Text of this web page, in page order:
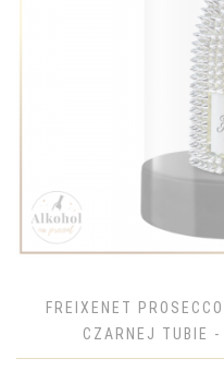
FREIXENET
CZARNEJ TUBIE -